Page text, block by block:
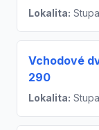
Lokalita:
Vchodové
290
Lokalita: